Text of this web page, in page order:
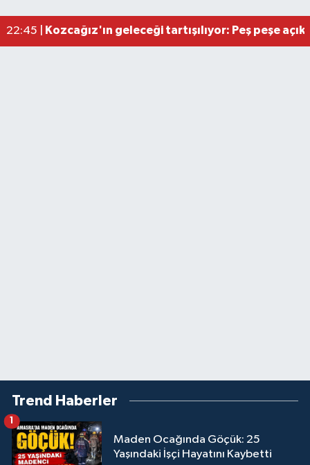
22:45 | Kozcağız'ın geleceği tartışılıyor: Peş peşe
Trend Haberler
Maden Ocağında Göçük: 25
Yaşındaki İşçi Hayatını Kaybetti
1